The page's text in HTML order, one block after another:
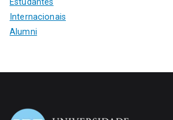
Internacionais
Alumni